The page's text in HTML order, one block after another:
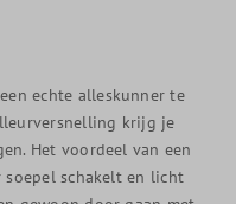
echte alleskunner te
krijg je
Het voordeel van een
schakelt en licht